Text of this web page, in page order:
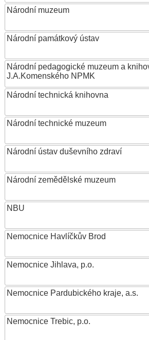
Národní muzeum
Národní památkový ústav
Národní pedagogické muzeum a
J.A.Komenského NPMK
Národní technická knihovna
Národní technické muzeum
Národní ústav duševního zdraví
Národní zemědělské muzeum
NBU
Nemocnice Havlíčkův Brod
Nemocnice Jihlava, p.o.
Nemocnice Pardubického kraje, a.s.
Nemocnice Trebic, p.o.